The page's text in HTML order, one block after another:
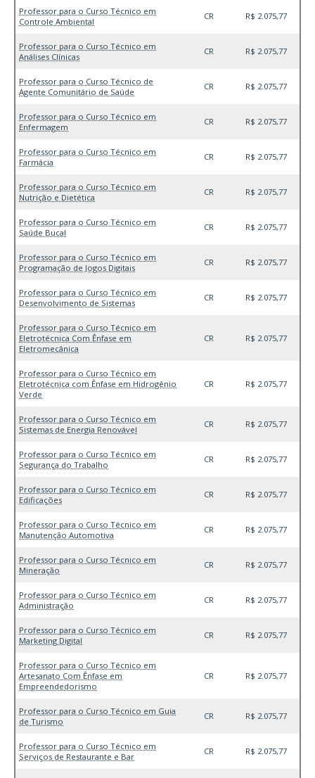
Professor para o Curso Técnico em
Controle Ambiental
CR R$ 2.075,77
Professor para o Curso Técnico em
Análises Clínicas
CR R$ 2.075,77
Professor para o Curso Técnico de
Agente Comunitário de Saúde
CR R$ 2.075,77
Professor para o Curso Técnico em
Enfermagem
CR R$ 2.075,77
Professor para o Curso Técnico em
Farmácia
CR R$ 2.075,77
Professor para o Curso Técnico em
Nutrição e Dietética
CR R$ 2.075,77
Professor para o Curso Técnico em
Saúde Bucal
CR R$ 2.075,77
Professor para o Curso Técnico em
Programação de Jogos Digitais
CR R$ 2.075,77
Professor para o Curso Técnico em
Desenvolvimento de Sistemas
CR R$ 2.075,77
Professor para o Curso Técnico em
Eletrotécnica Com Ênfase em
Eletromecânica
CR R$ 2.075,77
Professor para o Curso Técnico em
Eletrotécnica com Ênfase em Hidrogênio
Verde
CR R$ 2.075,77
Professor para o Curso Técnico em
Sistemas de Energia Renovável
CR R$ 2.075,77
Professor para o Curso Técnico em
Segurança do Trabalho
CR R$ 2.075,77
Professor para o Curso Técnico em
Edificações
CR R$ 2.075,77
Professor para o Curso Técnico em
Manutenção Automotiva
CR R$ 2.075,77
Professor para o Curso Técnico em
Mineração
CR R$ 2.075,77
Professor para o Curso Técnico em
Administração
CR R$ 2.075,77
Professor para o Curso Técnico em
Marketing Digital
CR R$ 2.075,77
Professor para o Curso Técnico em
Artesanato Com Ênfase em
Empreendedorismo
CR R$ 2.075,77
Professor para o Curso Técnico em Guia
de Turismo
CR R$ 2.075,77
Professor para o Curso Técnico em
Serviços de Restaurante e Bar
CR R$ 2.075,77